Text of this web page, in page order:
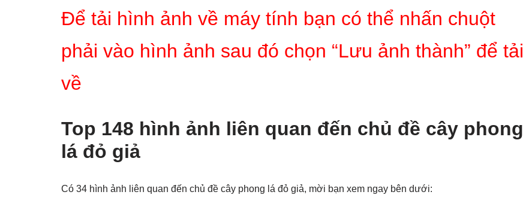
Để tải hình ảnh về máy tính bạn có thể nhấn chuột
phải vào hình ảnh sau đó chọn “Lưu ảnh thành” để tải
về
Top 148 hình ảnh liên quan đến chủ đề cây phong
lá đỏ giả
Có 34 hình ảnh liên quan đến chủ đề cây phong lá đỏ giả, mời bạn xem ngay bên dưới: